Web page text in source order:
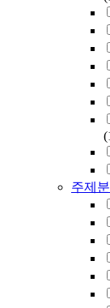
주제